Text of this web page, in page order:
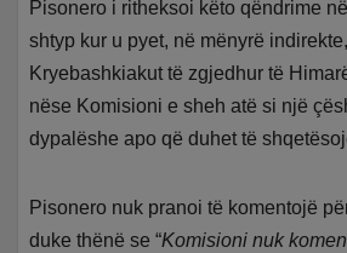
Pisonero i ritheksoi këto qëndrime
shtyp kur u pyet, në mënyrë
Kryebashkiakut të zgjedhur të
nëse Komisioni e sheh atë si një
dypalëshe apo që duhet të
Pisonero nuk pranoi të komentojë
duke thënë se “Komisioni nuk